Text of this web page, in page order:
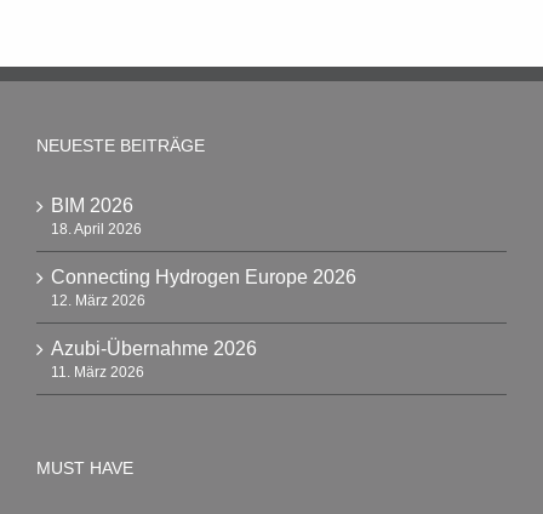
NEUESTE BEITRÄGE
BIM 2026
18. April 2026
Connecting Hydrogen Europe 2026
12. März 2026
Azubi-Übernahme 2026
11. März 2026
MUST HAVE